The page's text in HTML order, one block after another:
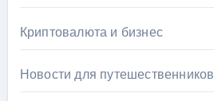
Криптовалюта и бизнес
Новости для путешественников